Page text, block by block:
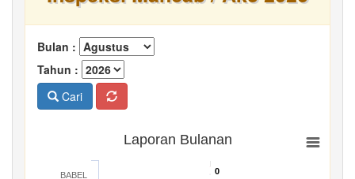
Bulan :
Tahun :
Cari
Laporan Bulanan
0
0
BABEL